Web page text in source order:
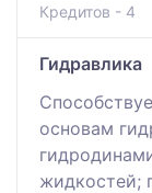
Кредитов - 4
Гидравлика
основам
жидкостей;